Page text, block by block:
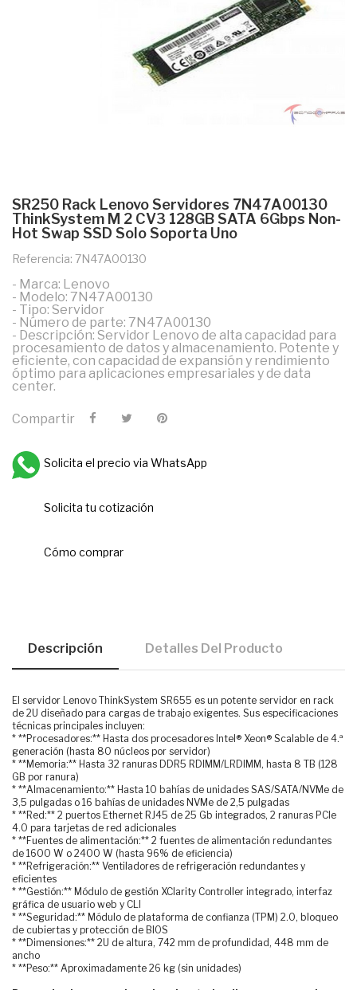
SR250 Rack Lenovo Servidores 7N47A00130
ThinkSystem M 2 CV3 128GB SATA 6Gbps Non-
Hot Swap SSD Solo Soporta Uno
Referencia: 7N47A00130
- Marca: Lenovo
- Modelo: 7N47A00130
- Tipo: Servidor
- Número de parte: 7N47A00130
- Descripción: Servidor Lenovo de alta capacidad para
procesamiento de datos y almacenamiento. Potente y
eficiente, con capacidad de expansión y rendimiento
óptimo para aplicaciones empresariales y de data
center.
Compartir
Solicita el precio via WhatsApp
Solicita tu cotización
Cómo comprar
Descripción Detalles Del Producto
El servidor Lenovo ThinkSystem SR655 es un potente servidor en rack
de 2U diseñado para cargas de trabajo exigentes. Sus especificaciones
técnicas principales incluyen:
* **Procesadores:** Hasta dos procesadores Intel® Xeon® Scalable de 4.ª
generación (hasta 80 núcleos por servidor)
* **Memoria:** Hasta 32 ranuras DDR5 RDIMM/LRDIMM, hasta 8 TB (128
GB por ranura)
* **Almacenamiento:** Hasta 10 bahías de unidades SAS/SATA/NVMe de
3,5 pulgadas o 16 bahías de unidades NVMe de 2,5 pulgadas
* **Red:** 2 puertos Ethernet RJ45 de 25 Gb integrados, 2 ranuras PCIe
4.0 para tarjetas de red adicionales
* **Fuentes de alimentación:** 2 fuentes de alimentación redundantes
de 1600 W o 2400 W (hasta 96% de eficiencia)
* **Refrigeración:** Ventiladores de refrigeración redundantes y
eficientes
* **Gestión:** Módulo de gestión XClarity Controller integrado, interfaz
gráfica de usuario web y CLI
* **Seguridad:** Módulo de plataforma de confianza (TPM) 2.0, bloqueo
de cubiertas y protección de BIOS
* **Dimensiones:** 2U de altura, 742 mm de profundidad, 448 mm de
ancho
* **Peso:** Aproximadamente 26 kg (sin unidades)